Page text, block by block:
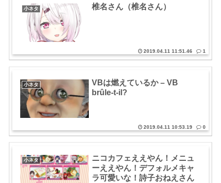
小ネタ 椎名さん（椎名さん）
2019.04.11 11:51.46 1
小ネタ
VBは燃えているか – VB
brûle-t-il?
2019.04.11 10:53.19 0
小ネタ
ニコカフェええやん！メニュ
ーええやん！デフォルメキャ
ラ可愛いな！詩子おねえさん